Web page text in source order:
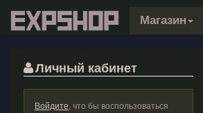
Магазин
Личный кабинет
Войдите, что бы воспользоваться